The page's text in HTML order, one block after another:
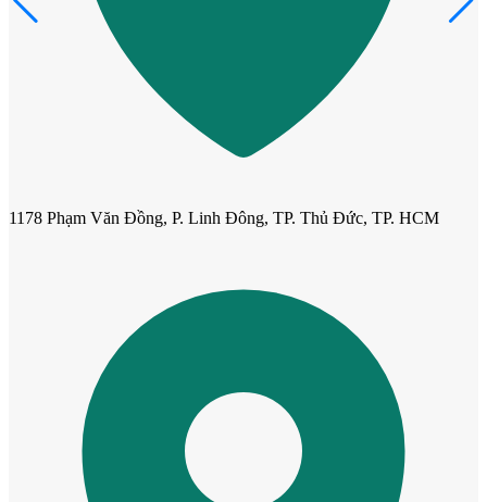
Cửa Gỗ Tự Nhiên
Cửa gỗ An Cường
1178 Phạm Văn Đồng, P. Linh Đông, TP. Thủ Đức, TP. HCM